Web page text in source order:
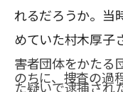
れるだろうか。当
めていた村木厚子
害者団体をかたる
た疑いで逮捕され
のちに、捜査の過